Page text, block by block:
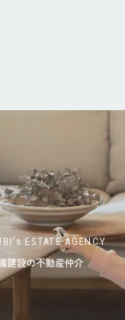
ESTATE AGENCY
建設の不動産仲介